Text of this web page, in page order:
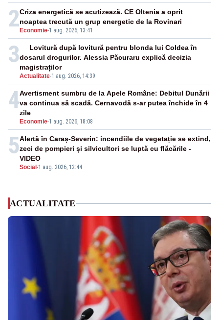
2 Economie-1 aug. 2026, 13:41
Criza energetică se acutizează. CE Oltenia a oprit
noaptea trecută un grup energetic de la Rovinari
3
Actualitate-1 aug. 2026, 14:39
Lovitură după lovitură pentru blonda lui Coldea în
dosarul drogurilor. Alessia Păcuraru explică decizia
magistraților
4
Economie-1 aug. 2026, 18:08
Avertisment sumbru de la Apele Române: Debitul Dunării
va continua să scadă. Cernavodă s-ar putea închide în 4
zile
5
Social -1 aug. 2026, 12:44
Alertă în Caraș-Severin: incendiile de vegetație se extind,
zeci de pompieri și silvicultori se luptă cu flăcările -
VIDEO
ACTUALITATE